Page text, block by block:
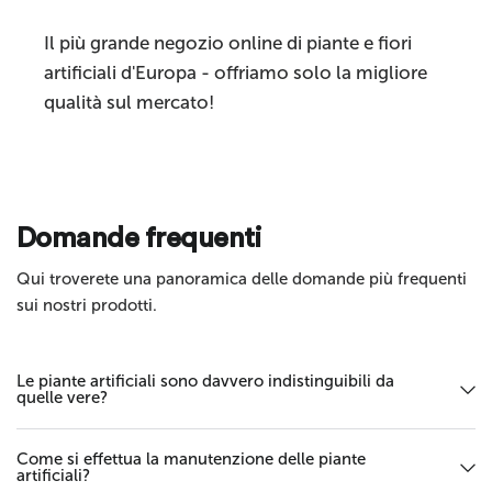
Invia
Il più grande negozio online di piante e fiori
artificiali d'Europa - offriamo solo la migliore
qualità sul mercato!
Domande frequenti
Qui troverete una panoramica delle domande più frequenti
sui nostri prodotti.
Le piante artificiali sono davvero indistinguibili da
quelle vere?
Come si effettua la manutenzione delle piante
artificiali?